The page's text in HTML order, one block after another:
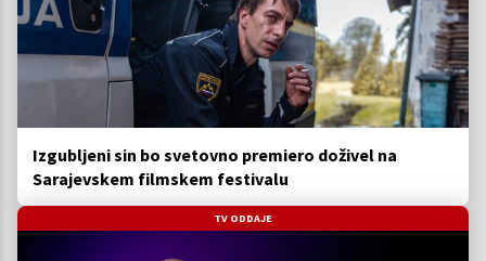
Izgubljeni sin bo svetovno premiero doživel na
Sarajevskem filmskem festivalu
TV ODDAJE